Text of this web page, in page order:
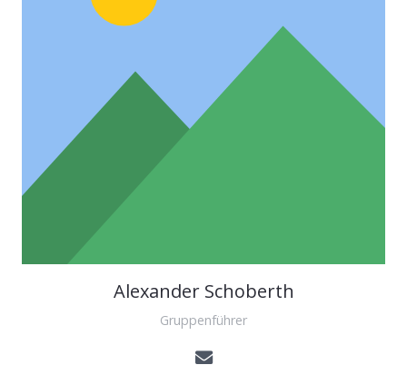
Alexander Schoberth
Gruppenführer